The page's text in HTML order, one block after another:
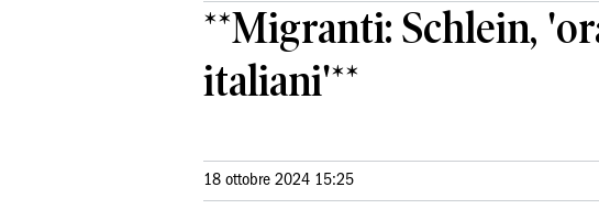
**Migranti: Schlein,
italiani'**
18 ottobre 2024 15:25